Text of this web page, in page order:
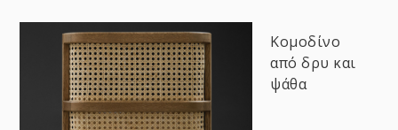
Κομοδίνο
από δρυ και
ψάθα